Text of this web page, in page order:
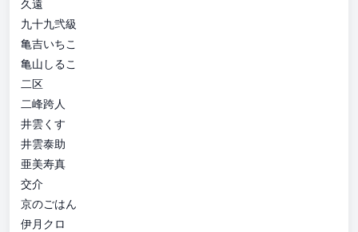
久遠
九十九弐級
亀吉いちこ
亀山しるこ
二区
二峰跨人
井雲くす
井雲泰助
亜美寿真
交介
京のごはん
伊月クロ